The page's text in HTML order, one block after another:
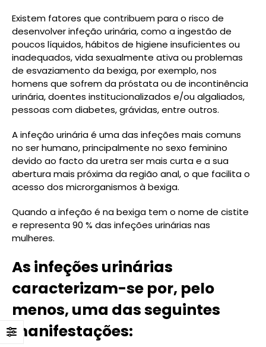
Existem fatores que contribuem para o risco de
desenvolver infeção urinária, como a ingestão de
poucos líquidos, hábitos de higiene insuficientes ou
inadequados, vida sexualmente ativa ou problemas
de esvaziamento da bexiga, por exemplo, nos
homens que sofrem da próstata ou de incontinência
urinária, doentes institucionalizados e/ou algaliados,
pessoas com diabetes, grávidas, entre outros.
A infeção urinária é uma das infeções mais comuns
no ser humano, principalmente no sexo feminino
devido ao facto da uretra ser mais curta e a sua
abertura mais próxima da região anal, o que facilita o
acesso dos microrganismos à bexiga.
Quando a infeção é na bexiga tem o nome de cistite
e representa 90 % das infeções urinárias nas
mulheres.
As infeções urinárias
caracterizam-se por, pelo
menos, uma das seguintes
manifestações: